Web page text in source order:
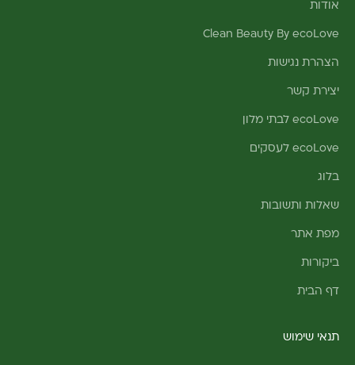
אודות
Clean Beauty By ecoLove
הצהרת נגישות
יצירת קשר
ecoLove לבתי מלון
ecoLove לעסקים
בלוג
שאלות ותשובות
מפת אתר
ביקורות
דף הבית
תנאי שימוש